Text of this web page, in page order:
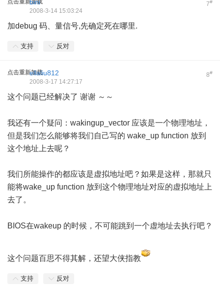
点击重新加载 7#
bini
2008-3-14 15:03:24
加debug 码、量信号,先确定死在哪里.
支持 反对
点击重新加载 8#
ellaliu812
2008-3-17 14:27:17
这个问题已经解决了 谢谢 ～～
我还有一个疑问：wakingup_vector 应该是一个物理地址，
但是我们怎么能够将我们自己写的 wake_up function 放到
这个地址上去呢？
我们所能操作的都应该是虚拟地址吧？如果是这样，那就只
能将wake_up function 放到这个物理地址对应的虚拟地址上
去了。
BIOS在wakeup 的时候，不可能跳到一个虚地址去执行吧？
这个问题百思不得其解，还望大侠指教
支持 反对